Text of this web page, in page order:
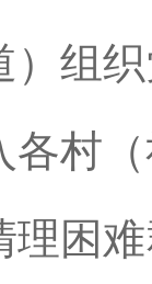
）组
各村
理困